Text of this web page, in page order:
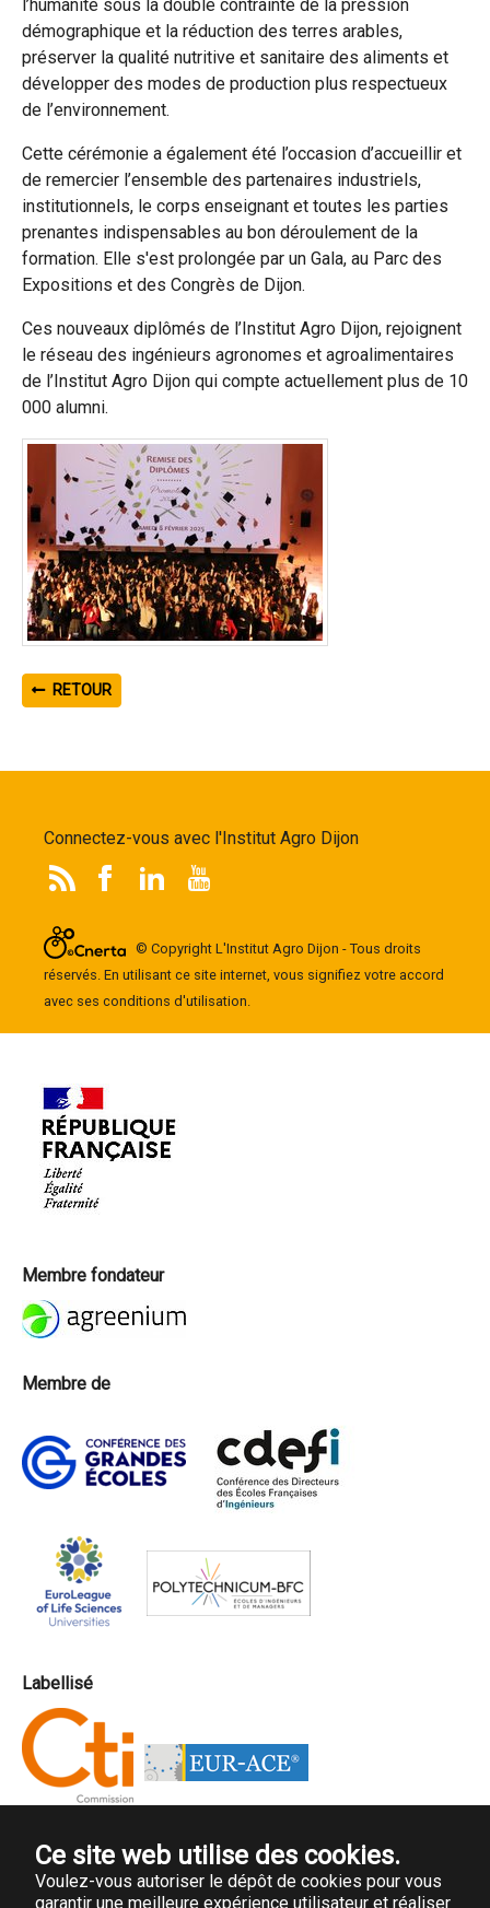
l’humanité sous la double contrainte de la pression
démographique et la réduction des terres arables,
préserver la qualité nutritive et sanitaire des aliments et
développer des modes de production plus respectueux
de l’environnement.
Cette cérémonie a également été l’occasion d’accueillir et
de remercier l’ensemble des partenaires industriels,
institutionnels, le corps enseignant et toutes les parties
prenantes indispensables au bon déroulement de la
formation. Elle s'est prolongée par un Gala, au Parc des
Expositions et des Congrès de Dijon.
Ces nouveaux diplômés de l’Institut Agro Dijon, rejoignent
le réseau des ingénieurs agronomes et agroalimentaires
de l’Institut Agro Dijon qui compte actuellement plus de 10
000 alumni.
RETOUR
Connectez-vous avec l'Institut Agro Dijon
© Copyright L'Institut Agro Dijon - Tous droits
réservés. En utilisant ce site internet, vous signifiez votre accord
avec ses conditions d'utilisation.
Ce site web utilise des cookies.
Voulez-vous autoriser le dépôt de cookies pour vous
garantir une meilleure expérience utilisateur et réaliser
Membre fondateur
Membre de
Labellisé